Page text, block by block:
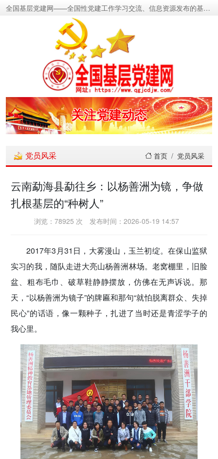
全国基层党建网——全国性党建工作学习交流、信息资源发布的基层党建新闻门户网
密切党群关系
传递党的声音
关注党建动态
传播党建理论
传递党的声音
党员风采 首页 党员风采
云南勐海县勐往乡：以杨善洲为镜，争做
扎根基层的“种树人”
浏览：78925 次 发布时间：2026-05-19 14:57
2017年3月31日，大雾漫山，玉兰初绽。在保山监狱
实习的我，随队走进大亮山杨善洲林场。老窝棚里，旧脸
盆、粗布毛巾、破草鞋静静摆放，仿佛在无声诉说。那
天，“以杨善洲为镜子”的牌匾和那句“就怕脱离群众、失掉
民心”的话语，像一颗种子，扎进了当时还是青涩学子的
我心里。